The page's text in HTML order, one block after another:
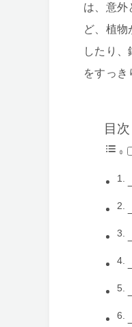
は、意外
ど、植
したり
をすっき
目次